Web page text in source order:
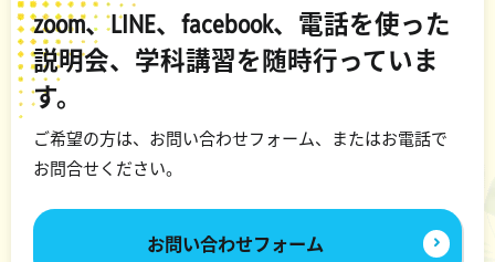
zoom、LINE、facebook、電話を使った
説明会、学科講習を随時行っていま
す。
ご希望の方は、お問い合わせフォーム、またはお電話で
お問合せください。
お問い合わせフォーム